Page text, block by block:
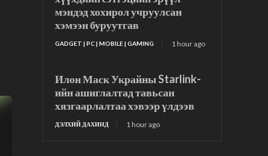
мэндэд хохирол учруулсан
хэмээн буруутгав
GADGET | PC | MOBILE | GAMING 1 hour ago
Илон Маск Украйны Starlink-
ийн ашиглалтад тавьсан
хязгаарлалтаа хэвээр үлдээв
ДЭЛХИЙ ДАХИНД 1 hour ago